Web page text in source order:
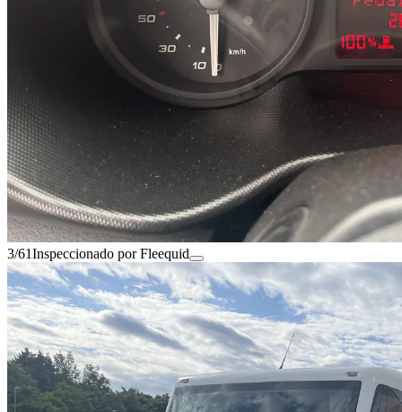
3/61Inspeccionado por Fleequid